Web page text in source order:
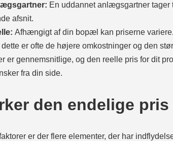
En uddannet anlægsgartner tager
afsnit.
Afhængigt af din bopæl kan priserne
er ofte de højere omkostninger og den
er gennemsnitlige, og den reelle pris for dit
fra din side.
den endelige
er der flere elementer, der har